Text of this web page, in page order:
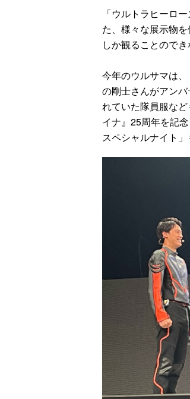
「ウルトラヒーロ
た、様々な展示物
しか観ることので
今年のウルサマは
の剛士さんがアン
れていた隊員服な
イナ』25周年を記
スペシャルナイト」